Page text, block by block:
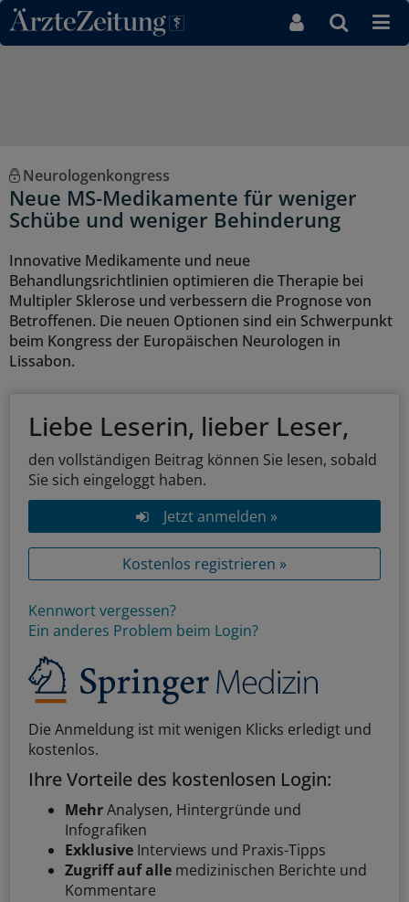
Direkt zum Inhaltsbereich
Neurologenkongress
Neue MS-Medikamente für weniger
Schübe und weniger Behinderung
Innovative Medikamente und neue
Behandlungsrichtlinien optimieren die Therapie bei
Multipler Sklerose und verbessern die Prognose von
Betroffenen. Die neuen Optionen sind ein Schwerpunkt
beim Kongress der Europäischen Neurologen in
Lissabon.
Liebe Leserin, lieber Leser,
den vollständigen Beitrag können Sie lesen, sobald
Sie sich eingeloggt haben.
Jetzt anmelden »
Kostenlos registrieren »
Kennwort vergessen?
Ein anderes Problem beim Login?
Die Anmeldung ist mit wenigen Klicks erledigt und
kostenlos.
Ihre Vorteile des kostenlosen Login:
MehrAnalysen, Hintergründe und
Infografiken
Exklusive Interviews und Praxis-Tipps
Zugriff auf alle medizinischen Berichte und
Kommentare